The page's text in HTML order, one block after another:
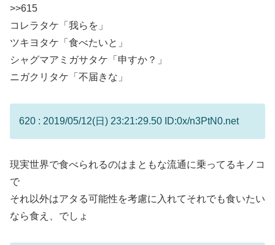
>>615
コレラタケ「我らを」
ツキヨタケ「食べたいと」
シャグマアミガサタケ「申すか？」
ニガクリタケ「不届きな」
620 : 2019/05/12(日) 23:21:29.50 ID:0x/n3PtN0.net
現実世界で食べられるのはまともな流通に乗ってるキノコ
で
それ以外はアタる可能性を考慮に入れてそれでも食いたい
なら食え、でしょ